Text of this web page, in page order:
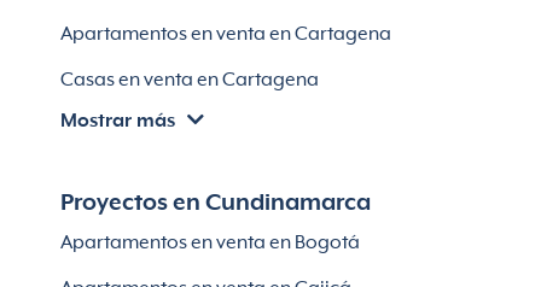
Apartamentos en venta en Cartagena
Casas en venta en Cartagena
Villas en Cartagena
Apartamentos en venta en Soledad
Mostrar más
Proyectos en Cundinamarca
Apartamentos en venta en Bogotá